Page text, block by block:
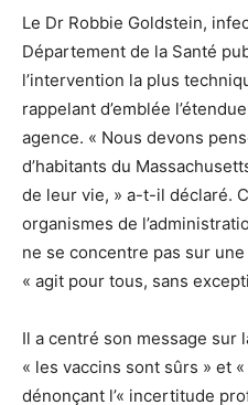
Le Dr Robbie Goldstein,
Département de la Santé
l’intervention la plus
rappelant d’emblée
agence. « Nous devons
d’habitants du
de leur vie, » a-t-il déclaré.
organismes de
ne se concentre pas sur
« agit pour tous, sans
Il a centré son message sur
« les vaccins sont sûrs » et
dénonçant l’« incertitude